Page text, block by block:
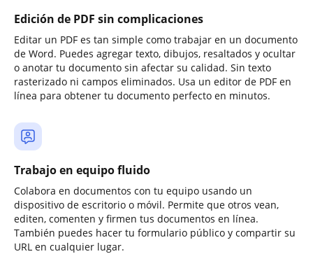
Edición de PDF sin complicaciones
Editar un PDF es tan simple como trabajar en un documento
de Word. Puedes agregar texto, dibujos, resaltados y ocultar
o anotar tu documento sin afectar su calidad. Sin texto
rasterizado ni campos eliminados. Usa un editor de PDF en
línea para obtener tu documento perfecto en minutos.
Trabajo en equipo fluido
Colabora en documentos con tu equipo usando un
dispositivo de escritorio o móvil. Permite que otros vean,
editen, comenten y firmen tus documentos en línea.
También puedes hacer tu formulario público y compartir su
URL en cualquier lugar.